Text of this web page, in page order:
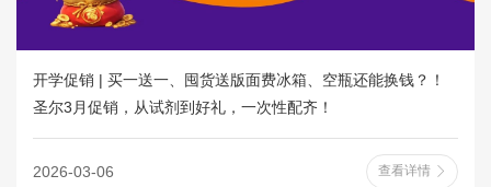
开学促销 | 买一送一、囤货送版面费冰箱、空瓶还能换钱？！
圣尔3月促销，从试剂到好礼，一次性配齐！
2026-03-06 查看详情